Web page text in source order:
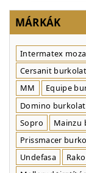
MÁRKÁK
Intermatex
Cersanit burkolat
MM
Equipe
Domino burkolat
Sopro
Mainzu
Prissmacer
Undefasa